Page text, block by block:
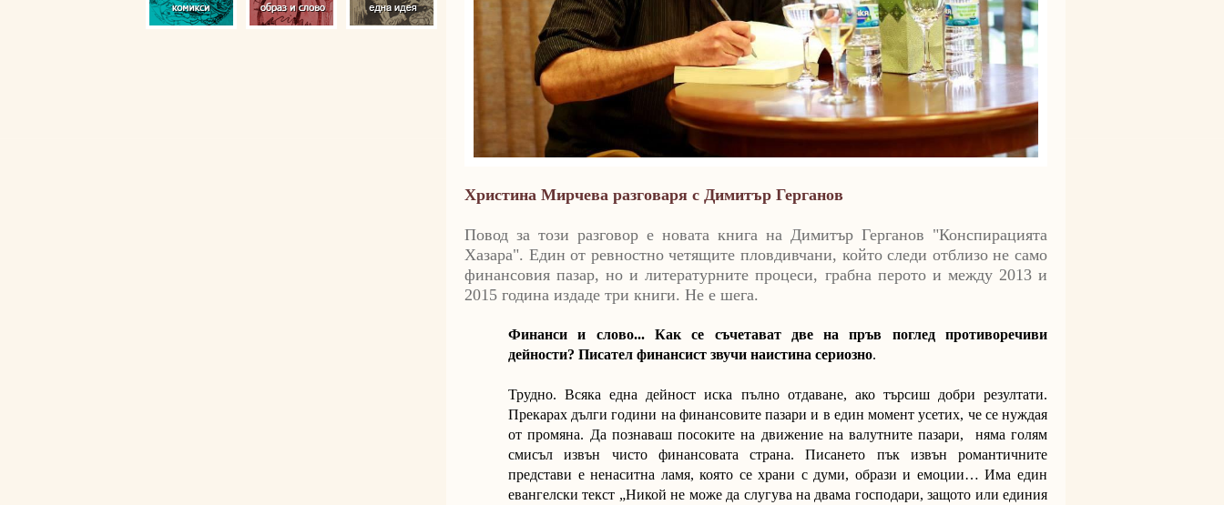
Христина Мирчева разговаря с Димитър Герганов
Повод за този разговор е новата книга на Димитър Герганов "Конспирацията
Хазара". Един от ревностно четящите пловдивчани, който следи отблизо не само
финансовия пазар, но и литературните процеси, грабна перото и между 2013 и
2015 година издаде три книги. Не е шега.
Финанси и слово... Как се съчетават две на пръв поглед противоречиви
дейности? Писател финансист звучи наистина сериозно.
Трудно. Всяка една дейност иска пълно отдаване, ако търсиш добри резултати.
Прекарах дълги години на финансовите пазари и в един момент усетих, че се нуждая
от промяна. Да познаваш посоките на движение на валутните пазари, няма голям
смисъл извън чисто финансовата страна. Писането пък извън романтичните
представи е ненаситна ламя, която се храни с думи, образи и емоции… Има един
евангелски текст „Никой не може да слугува на двама господари, защото или единия